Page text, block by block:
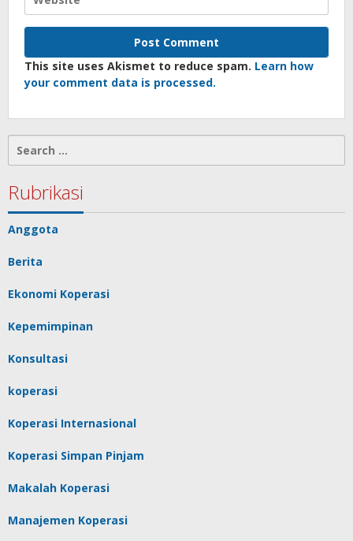
This site uses Akismet to reduce spam. Learn how
your comment data is processed.
for:
Rubrikasi
Anggota
Berita
Ekonomi Koperasi
Kepemimpinan
Konsultasi
koperasi
Koperasi Internasional
Koperasi Simpan Pinjam
Makalah Koperasi
Manajemen Koperasi